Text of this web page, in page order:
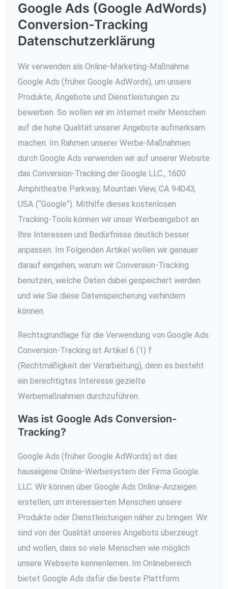
Google Ads (Google AdWords)
Conversion-Tracking
Datenschutzerklärung
Wir verwenden als Online-Marketing-Maßnahme
Google Ads (früher Google AdWords), um unsere
Produkte, Angebote und Dienstleistungen zu
bewerben. So wollen wir im Internet mehr Menschen
auf die hohe Qualität unserer Angebote aufmerksam
machen. Im Rahmen unserer Werbe-Maßnahmen
durch Google Ads verwenden wir auf unserer Website
das Conversion-Tracking der Google LLC., 1600
Amphitheatre Parkway, Mountain View, CA 94043,
USA (“Google”). Mithilfe dieses kostenlosen
Tracking-Tools können wir unser Werbeangebot an
Ihre Interessen und Bedürfnisse deutlich besser
anpassen. Im Folgenden Artikel wollen wir genauer
darauf eingehen, warum wir Conversion-Tracking
benutzen, welche Daten dabei gespeichert werden
und wie Sie diese Datenspeicherung verhindern
können.
Rechtsgrundlage für die Verwendung von Google Ads
Conversion-Tracking ist Artikel 6 (1) f
(Rechtmäßigkeit der Verarbeitung), denn es besteht
ein berechtigtes Interesse gezielte
Werbemaßnahmen durchzuführen.
Was ist Google Ads Conversion-
Tracking?
Google Ads (früher Google AdWords) ist das
hauseigene Online-Werbesystem der Firma Google
LLC. Wir können über Google Ads Online-Anzeigen
erstellen, um interessierten Menschen unsere
Produkte oder Dienstleistungen näher zu bringen. Wir
sind von der Qualität unseres Angebots überzeugt
und wollen, dass so viele Menschen wie möglich
unsere Webseite kennenlernen. Im Onlinebereich
bietet Google Ads dafür die beste Plattform.